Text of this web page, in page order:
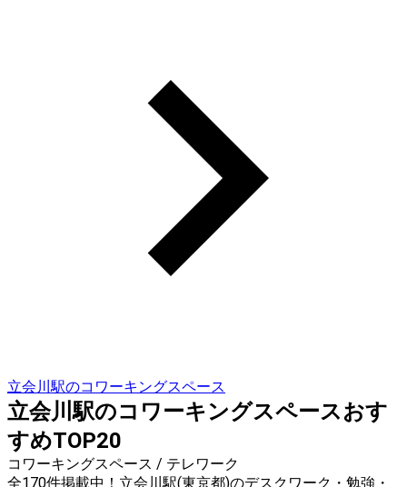
立会川駅のコワーキングスペース
立会川駅のコワーキングスペースおす
すめTOP20
コワーキングスペース / テレワーク
全170件掲載中！立会川駅(東京都)のデスクワーク・勉強・